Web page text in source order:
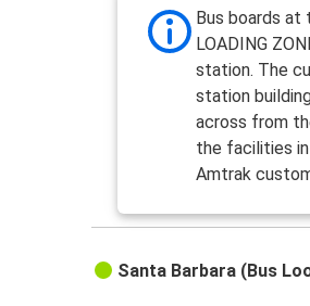
Bus boards at
LOADING
station. The
station
across from
the facilities
Amtrak
Santa Barbara (Bus